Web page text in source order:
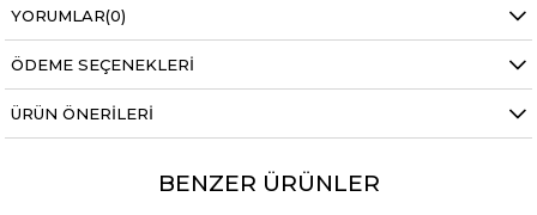
Bilgi almak için
adresine
mail atabilirsiniz
YORUMLAR(0)
ÖDEME SEÇENEKLERI
ÜRÜN ÖNERILERI
BENZER ÜRÜNLER